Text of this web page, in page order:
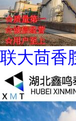
联大茴香